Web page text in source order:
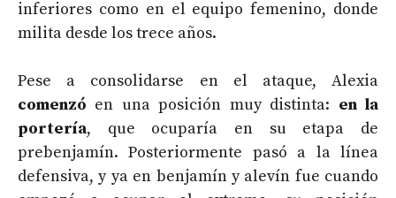
inferiores como en el equipo femenino, donde
milita desde los trece años.
Pese a consolidarse en el ataque, Alexia
comenzó en una posición muy distinta: en la
portería, que ocuparía en su etapa de
prebenjamín. Posteriormente pasó a la línea
defensiva, y ya en benjamín y alevín fue cuando